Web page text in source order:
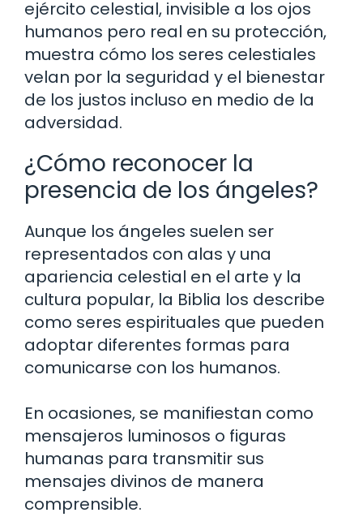
ejército celestial, invisible a los ojos
humanos pero real en su protección,
muestra cómo los seres celestiales
velan por la seguridad y el bienestar
de los justos incluso en medio de la
adversidad.
¿Cómo reconocer la
presencia de los ángeles?
Aunque los ángeles suelen ser
representados con alas y una
apariencia celestial en el arte y la
cultura popular, la Biblia los describe
como seres espirituales que pueden
adoptar diferentes formas para
comunicarse con los humanos.
En ocasiones, se manifiestan como
mensajeros luminosos o figuras
humanas para transmitir sus
mensajes divinos de manera
comprensible.